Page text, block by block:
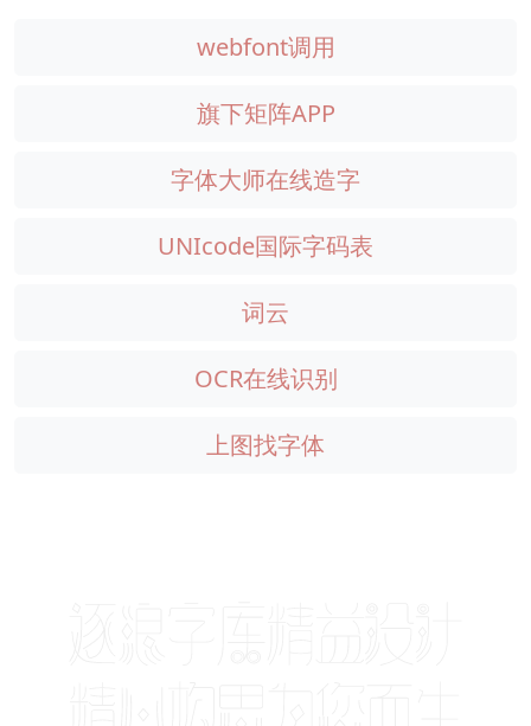
webfont调用
旗下矩阵APP
字体大师在线造字
UNIcode国际字码表
词云
OCR在线识别
上图找字体